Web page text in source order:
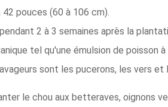
pouces (60 à 106 cm).
2 à 3 semaines après la
tel qu'une émulsion de poisson
sont les pucerons, les vers
le chou aux betteraves, oignons